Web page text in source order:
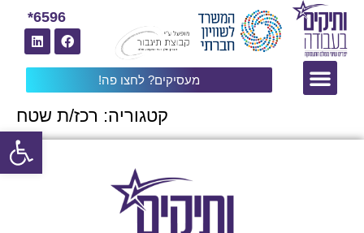
מעסיקים? לחצו פה!
6596*
קטגוריה: רכז/ת שטח